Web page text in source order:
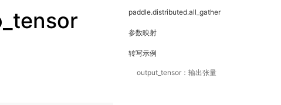
paddle.distributed.all_gather
参数映射
转写示例
output_tensor：输出张量